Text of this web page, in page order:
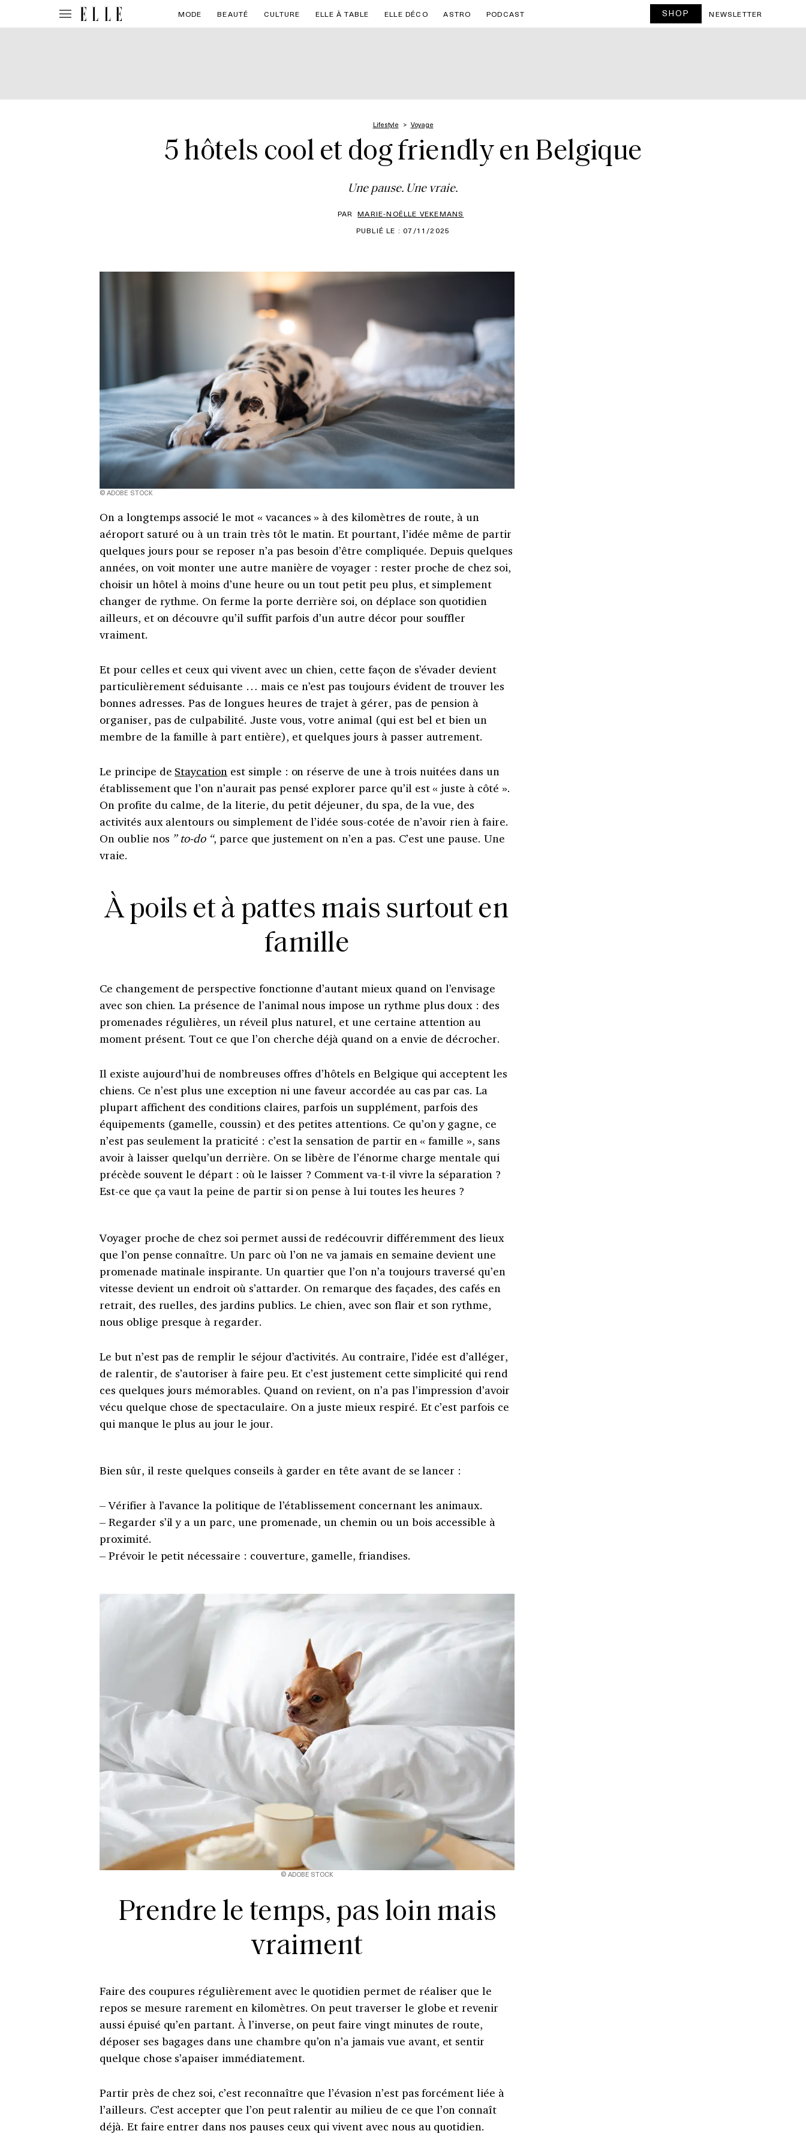
MODE BEAUTÉ CULTURE ELLE À TABLE ELLE DÉCO ASTRO PODCAST SHOP NEWSLETTER
Lifestyle Voyage
5 hôtels cool et dog friendly en Belgique
Une pause. Une vraie.
PAR MARIE-NOËLLE VEKEMANS
PUBLIÉ LE : 07/11/2025
© ADOBE STOCK
On a longtemps associé le mot « vacances » à des kilomètres de route, à un
aéroport saturé ou à un train très tôt le matin. Et pourtant, l’idée même de partir
quelques jours pour se reposer n’a pas besoin d’être compliquée. Depuis quelques
années, on voit monter une autre manière de voyager : rester proche de chez soi,
choisir un hôtel à moins d’une heure ou un tout petit peu plus, et simplement
changer de rythme. On ferme la porte derrière soi, on déplace son quotidien
ailleurs, et on découvre qu’il suffit parfois d’un autre décor pour souffler
vraiment.
Et pour celles et ceux qui vivent avec un chien, cette façon de s’évader devient
particulièrement séduisante … mais ce n’est pas toujours évident de trouver les
bonnes adresses. Pas de longues heures de trajet à gérer, pas de pension à
organiser, pas de culpabilité. Juste vous, votre animal (qui est bel et bien un
membre de la famille à part entière), et quelques jours à passer autrement.
Le principe de Staycation est simple : on réserve de une à trois nuitées dans un
établissement que l’on n’aurait pas pensé explorer parce qu’il est « juste à côté ».
On profite du calme, de la literie, du petit déjeuner, du spa, de la vue, des
activités aux alentours ou simplement de l’idée sous-cotée de n’avoir rien à faire.
On oublie nos ” to-do “, parce que justement on n’en a pas. C’est une pause. Une
vraie.
À poils et à pattes mais surtout en
famille
Ce changement de perspective fonctionne d’autant mieux quand on l’envisage
avec son chien. La présence de l’animal nous impose un rythme plus doux : des
promenades régulières, un réveil plus naturel, et une certaine attention au
moment présent. Tout ce que l’on cherche déjà quand on a envie de décrocher.
Il existe aujourd’hui de nombreuses offres d’hôtels en Belgique qui acceptent les
chiens. Ce n’est plus une exception ni une faveur accordée au cas par cas. La
plupart affichent des conditions claires, parfois un supplément, parfois des
équipements (gamelle, coussin) et des petites attentions. Ce qu’on y gagne, ce
n’est pas seulement la praticité : c’est la sensation de partir en « famille », sans
avoir à laisser quelqu’un derrière. On se libère de l’énorme charge mentale qui
précède souvent le départ : où le laisser ? Comment va-t-il vivre la séparation ?
Est-ce que ça vaut la peine de partir si on pense à lui toutes les heures ?
Voyager proche de chez soi permet aussi de redécouvrir différemment des lieux
que l’on pense connaître. Un parc où l’on ne va jamais en semaine devient une
promenade matinale inspirante. Un quartier que l’on n’a toujours traversé qu’en
vitesse devient un endroit où s’attarder. On remarque des façades, des cafés en
retrait, des ruelles, des jardins publics. Le chien, avec son flair et son rythme,
nous oblige presque à regarder.
Le but n’est pas de remplir le séjour d’activités. Au contraire, l’idée est d’alléger,
de ralentir, de s’autoriser à faire peu. Et c’est justement cette simplicité qui rend
ces quelques jours mémorables. Quand on revient, on n’a pas l’impression d’avoir
vécu quelque chose de spectaculaire. On a juste mieux respiré. Et c’est parfois ce
qui manque le plus au jour le jour.
Bien sûr, il reste quelques conseils à garder en tête avant de se lancer :
– Vérifier à l’avance la politique de l’établissement concernant les animaux.
– Regarder s’il y a un parc, une promenade, un chemin ou un bois accessible à
proximité.
– Prévoir le petit nécessaire : couverture, gamelle, friandises.
© ADOBE STOCK
Prendre le temps, pas loin mais
vraiment
Faire des coupures régulièrement avec le quotidien permet de réaliser que le
repos se mesure rarement en kilomètres. On peut traverser le globe et revenir
aussi épuisé qu’en partant. À l’inverse, on peut faire vingt minutes de route,
déposer ses bagages dans une chambre qu’on n’a jamais vue avant, et sentir
quelque chose s’apaiser immédiatement.
Partir près de chez soi, c’est reconnaître que l’évasion n’est pas forcément liée à
l’ailleurs. C’est accepter que l’on peut ralentir au milieu de ce que l’on connaît
déjà. Et faire entrer dans nos pauses ceux qui vivent avec nous au quotidien.